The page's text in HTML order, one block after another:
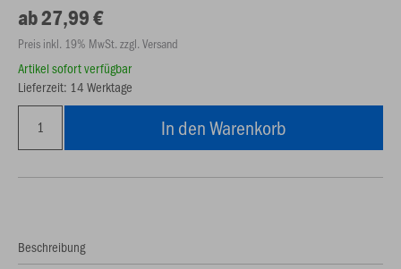
ab 27,99 €
Preis inkl. 19% MwSt. zzgl. Versand
Artikel sofort verfügbar
Lieferzeit: 14 Werktage
In den Warenkorb
Beschreibung